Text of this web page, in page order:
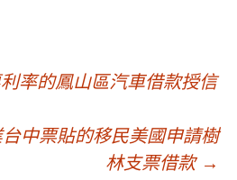
率的鳳山區汽車借款授信
中票貼的移民美國申請樹
林支票借款 →